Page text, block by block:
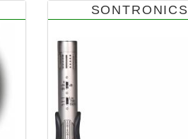
SONTRONICS